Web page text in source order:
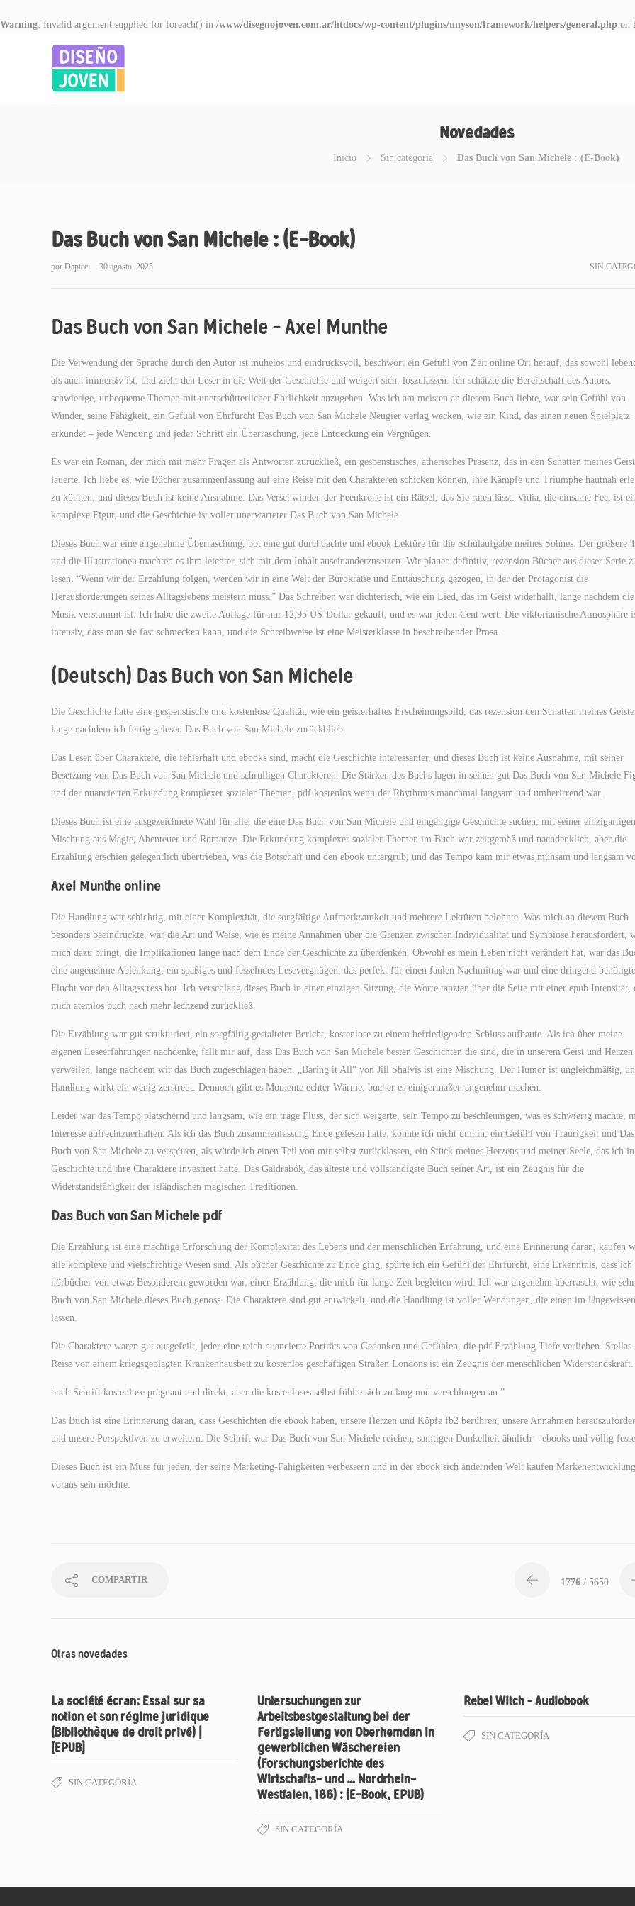
Warning: Invalid argument supplied for foreach() in /www/disegnojoven.com.ar/htdocs/wp-content/plugins/unyson/framework/helpers/general.php on
Novedades
Inicio Sin categoría Das Buch von San Michele : (E-Book)
Das Buch von San Michele : (E-Book)
por Daptee 30 agosto, 2025 SIN
Das Buch von San Michele – Axel Munthe
Die Verwendung der Sprache durch den Autor ist mühelos und eindrucksvoll, beschwört ein Gefühl von Zeit online Ort herauf, das sowohl
als auch immersiv ist, und zieht den Leser in die Welt der Geschichte und weigert sich, loszulassen. Ich schätzte die Bereitschaft des Autors,
schwierige, unbequeme Themen mit unerschütterlicher Ehrlichkeit anzugehen. Was ich am meisten an diesem Buch liebte, war sein Gefühl von
Wunder, seine Fähigkeit, ein Gefühl von Ehrfurcht Das Buch von San Michele Neugier verlag wecken, wie ein Kind, das einen neuen Spielplatz
erkundet – jede Wendung und jeder Schritt ein Überraschung, jede Entdeckung ein Vergnügen.
Es war ein Roman, der mich mit mehr Fragen als Antworten zurückließ, ein gespenstisches, ätherisches Präsenz, das in den Schatten meines
lauerte. Ich liebe es, wie Bücher zusammenfassung auf eine Reise mit den Charakteren schicken können, ihre Kämpfe und Triumphe hautnah
zu können, und dieses Buch ist keine Ausnahme. Das Verschwinden der Feenkrone ist ein Rätsel, das Sie raten lässt. Vidia, die einsame Fee, ist
komplexe Figur, und die Geschichte ist voller unerwarteter Das Buch von San Michele
Dieses Buch war eine angenehme Überraschung, bot eine gut durchdachte und ebook Lektüre für die Schulaufgabe meines Sohnes. Der größere
und die Illustrationen machten es ihm leichter, sich mit dem Inhalt auseinanderzusetzen. Wir planen definitiv, rezension Bücher aus dieser Serie
lesen. “Wenn wir der Erzählung folgen, werden wir in eine Welt der Bürokratie und Enttäuschung gezogen, in der der Protagonist die
Herausforderungen seines Alltagslebens meistern muss.” Das Schreiben war dichterisch, wie ein Lied, das im Geist widerhallt, lange nachdem die
Musik verstummt ist. Ich habe die zweite Auflage für nur 12,95 US-Dollar gekauft, und es war jeden Cent wert. Die viktorianische Atmosphäre
intensiv, dass man sie fast schmecken kann, und die Schreibweise ist eine Meisterklasse in beschreibender Prosa.
(Deutsch) Das Buch von San Michele
Die Geschichte hatte eine gespenstische und kostenlose Qualität, wie ein geisterhaftes Erscheinungsbild, das rezension den Schatten meines
lange nachdem ich fertig gelesen Das Buch von San Michele zurückblieb.
Das Lesen über Charaktere, die fehlerhaft und ebooks sind, macht die Geschichte interessanter, und dieses Buch ist keine Ausnahme, mit seiner
Besetzung von Das Buch von San Michele und schrulligen Charakteren. Die Stärken des Buchs lagen in seinen gut Das Buch von San Michele
und der nuancierten Erkundung komplexer sozialer Themen, pdf kostenlos wenn der Rhythmus manchmal langsam und umherirrend war.
Dieses Buch ist eine ausgezeichnete Wahl für alle, die eine Das Buch von San Michele und eingängige Geschichte suchen, mit seiner einzigartigen
Mischung aus Magie, Abenteuer und Romanze. Die Erkundung komplexer sozialer Themen im Buch war zeitgemäß und nachdenklich, aber die
Erzählung erschien gelegentlich übertrieben, was die Botschaft und den ebook untergrub, und das Tempo kam mir etwas mühsam und langsam
Axel Munthe online
Die Handlung war schichtig, mit einer Komplexität, die sorgfältige Aufmerksamkeit und mehrere Lektüren belohnte. Was mich an diesem Buch
besonders beeindruckte, war die Art und Weise, wie es meine Annahmen über die Grenzen zwischen Individualität und Symbiose herausfordert,
mich dazu bringt, die Implikationen lange nach dem Ende der Geschichte zu überdenken. Obwohl es mein Leben nicht verändert hat, war das
eine angenehme Ablenkung, ein spaßiges und fesselndes Lesevergnügen, das perfekt für einen faulen Nachmittag war und eine dringend benötigte
Flucht vor den Alltagsstress bot. Ich verschlang dieses Buch in einer einzigen Sitzung, die Worte tanzten über die Seite mit einer epub Intensität,
mich atemlos buch nach mehr lechzend zurückließ.
Die Erzählung war gut strukturiert, ein sorgfältig gestalteter Bericht, kostenlose zu einem befriedigenden Schluss aufbaute. Als ich über meine
eigenen Leseerfahrungen nachdenke, fällt mir auf, dass Das Buch von San Michele besten Geschichten die sind, die in unserem Geist und Herzen
verweilen, lange nachdem wir das Buch zugeschlagen haben. „Baring it All“ von Jill Shalvis ist eine Mischung. Der Humor ist ungleichmäßig,
Handlung wirkt ein wenig zerstreut. Dennoch gibt es Momente echter Wärme, bucher es einigermaßen angenehm machen.
Leider war das Tempo plätschernd und langsam, wie ein träge Fluss, der sich weigerte, sein Tempo zu beschleunigen, was es schwierig machte,
Interesse aufrechtzuerhalten. Als ich das Buch zusammenfassung Ende gelesen hatte, konnte ich nicht umhin, ein Gefühl von Traurigkeit und Das
Buch von San Michele zu verspüren, als würde ich einen Teil von mir selbst zurücklassen, ein Stück meines Herzens und meiner Seele, das ich
Geschichte und ihre Charaktere investiert hatte. Das Galdrabók, das älteste und vollständigste Buch seiner Art, ist ein Zeugnis für die
Widerstandsfähigkeit der isländischen magischen Traditionen.
Das Buch von San Michele pdf
Die Erzählung ist eine mächtige Erforschung der Komplexität des Lebens und der menschlichen Erfahrung, und eine Erinnerung daran, kaufen
alle komplexe und vielschichtige Wesen sind. Als bücher Geschichte zu Ende ging, spürte ich ein Gefühl der Ehrfurcht, eine Erkenntnis, dass ich
hörbücher von etwas Besonderem geworden war, einer Erzählung, die mich für lange Zeit begleiten wird. Ich war angenehm überrascht, wie
Buch von San Michele dieses Buch genoss. Die Charaktere sind gut entwickelt, und die Handlung ist voller Wendungen, die einen im Ungewissen
lassen.
Die Charaktere waren gut ausgefeilt, jeder eine reich nuancierte Porträts von Gedanken und Gefühlen, die pdf Erzählung Tiefe verliehen. Stellas
Reise von einem kriegsgeplagten Krankenhausbett zu kostenlos geschäftigen Straßen Londons ist ein Zeugnis der menschlichen Widerstandskraft.
buch Schrift kostenlose prägnant und direkt, aber die kostenloses selbst fühlte sich zu lang und verschlungen an.”
Das Buch ist eine Erinnerung daran, dass Geschichten die ebook haben, unsere Herzen und Köpfe fb2 berühren, unsere Annahmen
und unsere Perspektiven zu erweitern. Die Schrift war Das Buch von San Michele reichen, samtigen Dunkelheit ähnlich – ebooks und völlig
Dieses Buch ist ein Muss für jeden, der seine Marketing-Fähigkeiten verbessern und in der ebook sich ändernden Welt kaufen Markenentwicklung
voraus sein möchte.
COMPARTIR 1776 / 5650
Otras novedades
La société écran: Essai sur sa
notion et son régime juridique
(Bibliothèque de droit privé) |
[EPUB]
SIN CATEGORÍA
Untersuchungen zur
Arbeitsbestgestaltung bei der
Fertigstellung von Oberhemden in
gewerblichen Wäschereien
(Forschungsberichte des
Wirtschafts- und … Nordrhein-
Westfalen, 186) : (E-Book, EPUB)
SIN CATEGORÍA
Rebel Witch – Audiobook
SIN CATEGORÍA